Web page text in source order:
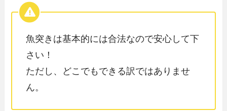
魚突きは基本的には合法なので安心して下
さい！
ただし、どこでもできる訳ではありませ
ん。